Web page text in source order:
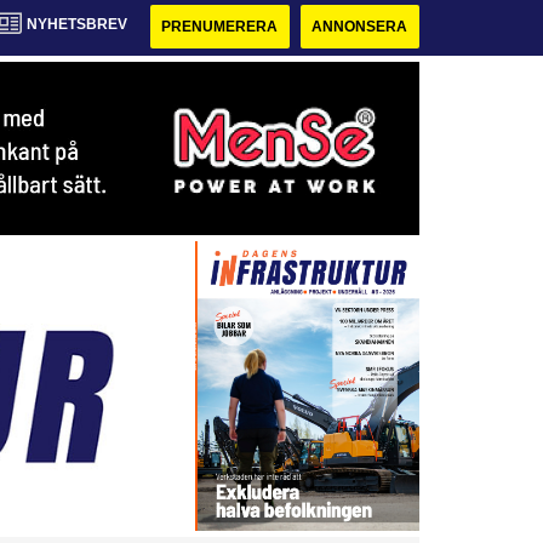
NYHETSBREV PRENUMERERA ANNONSERA